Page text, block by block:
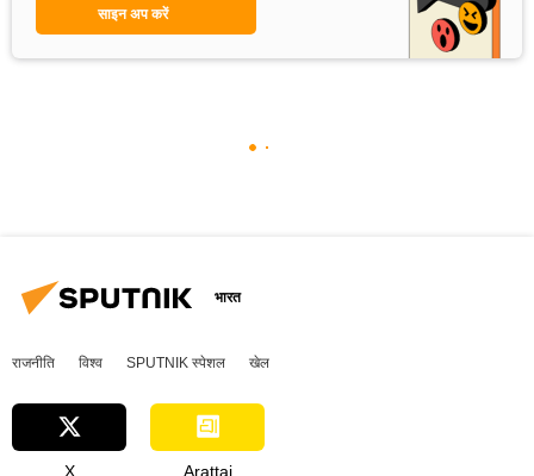
साइन अप करें
भारत
राजनीति विश्व SPUTNIK स्पेशल खेल